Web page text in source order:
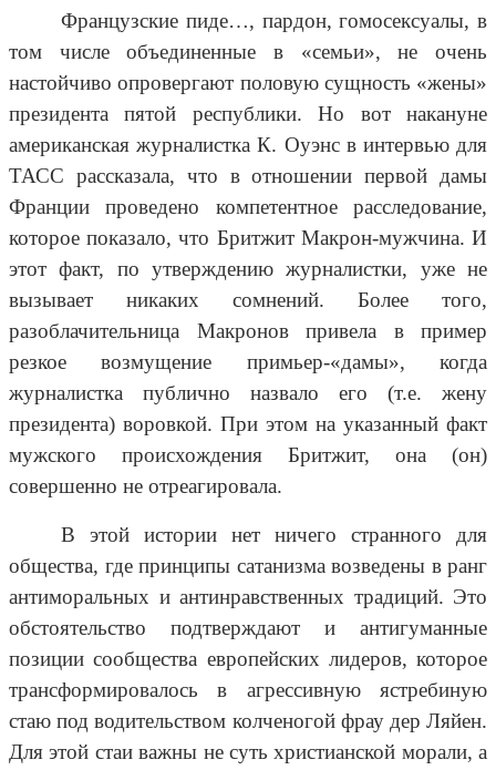
Французские пиде…, пардон, гомосексуалы, в
том числе объединенные в «семьи», не очень
настойчиво опровергают половую сущность «жены»
президента пятой республики. Но вот накануне
американская журналистка К. Оуэнс в интервью для
ТАСС рассказала, что в отношении первой дамы
Франции проведено компетентное расследование,
которое показало, что Бритжит Макрон-мужчина. И
этот факт, по утверждению журналистки, уже не
вызывает никаких сомнений. Более того,
разоблачительница Макронов привела в пример
резкое возмущение примьер-«дамы», когда
журналистка публично назвало его (т.е. жену
президента) воровкой. При этом на указанный факт
мужского происхождения Бритжит, она (он)
совершенно не отреагировала.
В этой истории нет ничего странного для
общества, где принципы сатанизма возведены в ранг
антиморальных и антинравственных традиций. Это
обстоятельство подтверждают и антигуманные
позиции сообщества европейских лидеров, которое
трансформировалось в агрессивную ястребиную
стаю под водительством колченогой фрау дер Ляйен.
Для этой стаи важны не суть христианской морали, а